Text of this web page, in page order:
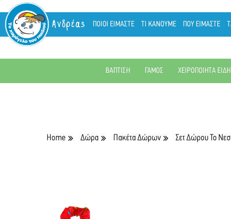
Ανδρέας ΠΟΙΟΙ ΕΙΜΑΣΤΕ ΤΙ ΚΑΝΟΥΜΕ ΠΟΥ ΕΙΜΑΣΤΕ
ΒΑΠΤΙΣΗ ΓΑΜΟΣ ΧΕΙΡΟΠΟΙΗΤΑ ΕΙΔΗ
Home Δώρα Πακέτα Δώρων Σετ Δώρου Το